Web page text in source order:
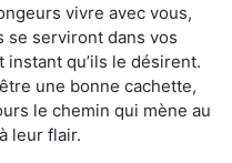
vivre avec vous,
se serviront dans vos
qu’ils le désirent.
une bonne cachette,
le chemin qui mène au
leur flair.